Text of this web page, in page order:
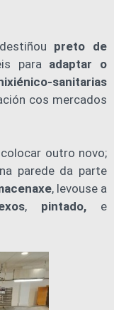
preto de
para adaptar o
sanitarias
cos mercados
outro novo;
na parede da parte
, levouse a
, pintado,e